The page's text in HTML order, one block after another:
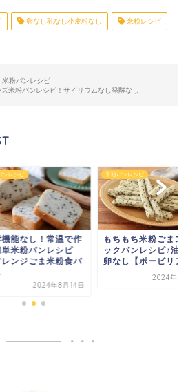
卵なし乳なし小麦粉なし 米粉レシピ
米粉パンレシピ
米粉パンレシピ！サイリウムなし発酵なし
作
パ
米粉パンレシピ
もちもち米粉ごまスティ
ックパンレシピ♪油なし
卵なし【ポービリア風】
米粉パンレ
発酵な
ンバナ
ピ！砂